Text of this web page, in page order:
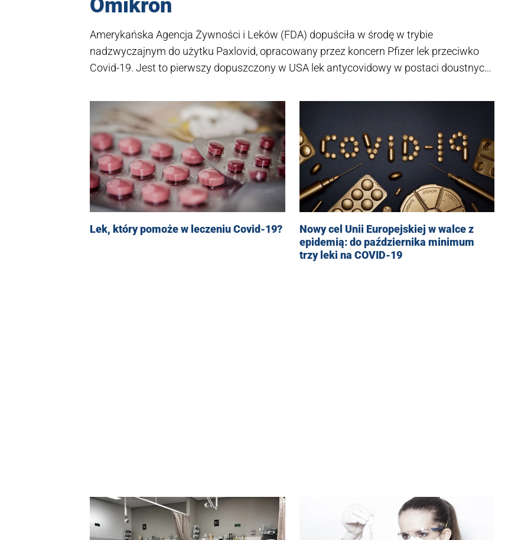
Omikron
Amerykańska Agencja Żywności i Leków (FDA) dopuściła w środę w trybie
nadzwyczajnym do użytku Paxlovid, opracowany przez koncern Pfizer lek przeciwko
Covid-19. Jest to pierwszy dopuszczony w USA lek antycovidowy w postaci doustnych
Lek, który pomoże w leczeniu Covid-19?
Nowy cel Unii Europejskiej w walce z
epidemią: do października minimum
trzy leki na COVID-19